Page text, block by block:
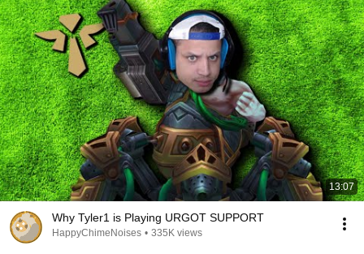
13:07
Why Tyler1 is Playing URGOT SUPPORT
HappyChimeNoises • 335K views